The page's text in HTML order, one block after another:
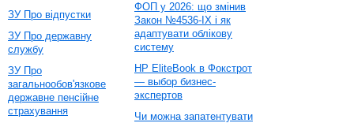
ЗУ Про відпустки
ЗУ Про державну
службу
ЗУ Про
загальнообов'язкове
державне пенсійне
страхування
ФОП у 2026: що змінив
Закон №4536-IX і як
адаптувати облікову
систему
HP EliteBook в Фокстрот
— выбор бизнес-
экспертов
Чи можна запатентувати